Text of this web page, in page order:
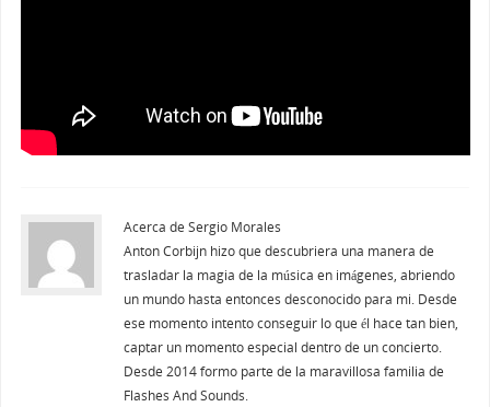
Acerca de Sergio Morales
Anton Corbijn hizo que descubriera una manera de
trasladar la magia de la música en imágenes, abriendo
un mundo hasta entonces desconocido para mi. Desde
ese momento intento conseguir lo que él hace tan bien,
captar un momento especial dentro de un concierto.
Desde 2014 formo parte de la maravillosa familia de
Flashes And Sounds.